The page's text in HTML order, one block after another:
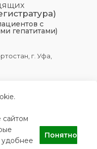
с
гепатитами)
г. Уфа,
и борьбе со
сайтом
удобнее
Понятно